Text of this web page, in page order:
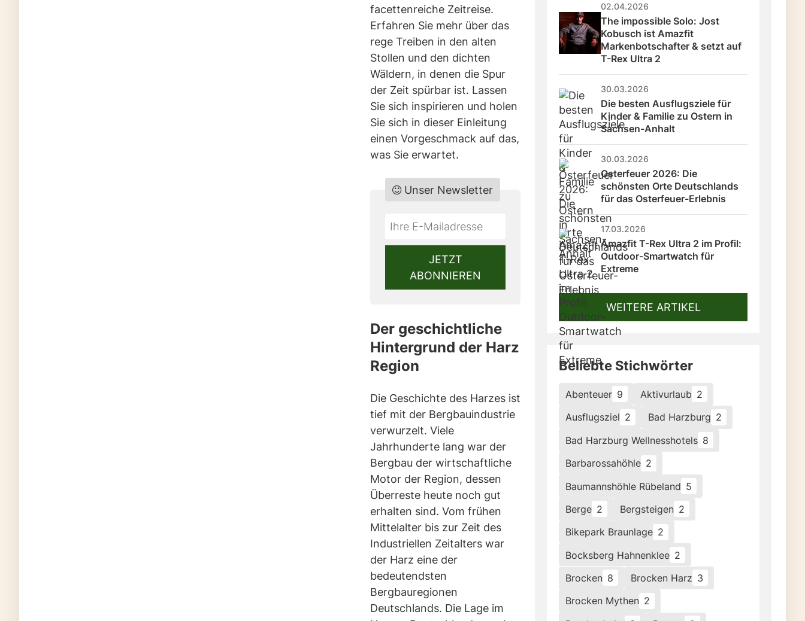
facettenreiche Zeitreise.
Erfahren Sie mehr über das
rege Treiben in den alten
Stollen und den dichten
Wäldern, in denen die Spur
der Zeit spürbar ist. Lassen
Sie sich inspirieren und holen
Sie sich in dieser Einleitung
einen Vorgeschmack auf das,
was Sie erwartet.
Do
Unser Newsletter
*Ihre
Mailadresse:
JETZT
ABONNIEREN
Der geschichtliche
Hintergrund der Harz
Region
Die Geschichte des Harzes ist
tief mit der Bergbauindustrie
verwurzelt. Viele
Jahrhunderte lang war der
Bergbau der wirtschaftliche
Motor der Region, dessen
Überreste heute noch gut
erhalten sind. Vom frühen
Mittelalter bis zur Zeit des
Industriellen Zeitalters war
der Harz eine der
bedeutendsten
Bergbauregionen
Deutschlands. Die Lage im
02.04.2026
The impossible Solo: Jost
Kobusch ist Amazfit
Markenbotschafter & setzt auf
T-Rex Ultra 2
30.03.2026
Die besten Ausflugsziele für
Kinder & Familie zu Ostern in
Sachsen-Anhalt
30.03.2026
Osterfeuer 2026: Die
schönsten Orte Deutschlands
für das Osterfeuer-Erlebnis
17.03.2026
Amazfit T-Rex Ultra 2 im Profil:
Outdoor-Smartwatch für
Extreme
WEITERE ARTIKEL
Beliebte Stichwörter
Abenteuer 9 Aktivurlaub 2
Ausflugsziel 2 Bad Harzburg 2
Bad Harzburg Wellnesshotels 8
Barbarossahöhle 2
Baumannshöhle Rübeland 5
Berge 2 Bergsteigen 2
Bikepark Braunlage 2
Bocksberg Hahnenklee 2
Brocken 8 Brocken Harz 3
Brocken Mythen 2